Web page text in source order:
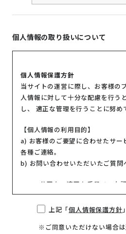
個人情報の取り扱いについて
個人情報保護方針
当サイトの運営に際し、お客様の
人情報に対して十分な配慮を行う
し、 適正な管理を行うことに努め
【個人情報の利用目的】
a) お客様のご要望に合わせたサー
各種ご連絡。
b) お問い合わせいただいたご質問
公正かつ適正な手段で、上
報を収集します。
要配慮個人情報を取得する
取得した個人情報は、ご本
上記「個人情報保護方針
※ご同意いただけない場合